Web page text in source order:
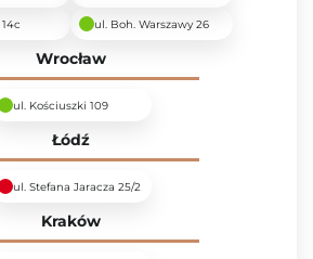
ul. Boh. Warszawy 26
Wrocław
ul. Kościuszki 109
Łódź
ul. Stefana Jaracza 25/2
Kraków